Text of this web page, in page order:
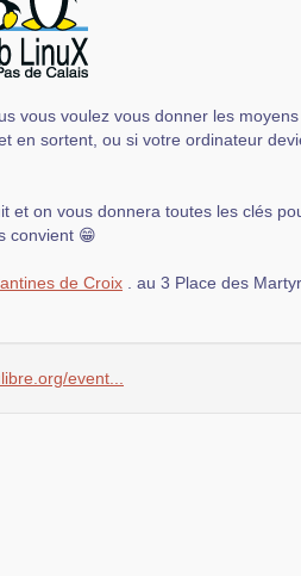
vous voulez vous donner les moyens
en sortent, ou si votre ordinateur
et on vous donnera toutes les clés
convient 😁
de Croix . au 3 Place des
event...